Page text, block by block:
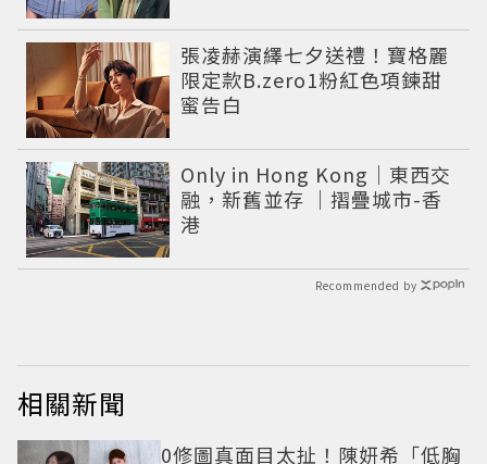
張凌赫演繹七夕送禮！寶格麗
限定款B.zero1粉紅色項鍊甜
蜜告白
Only in Hong Kong｜東西交
融，新舊並存 ｜摺疊城市-香
港
Recommended by
相關新聞
0修圖真面目太扯！陳妍希「低胸